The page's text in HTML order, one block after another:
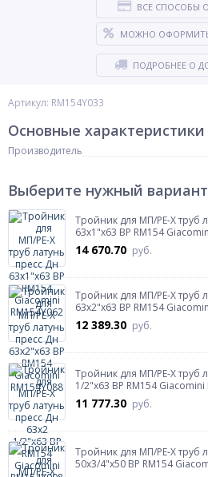
Артикул: RM154Y033
ВСЕ СПОСОБЫ
МОЖНО
ПОДРОБНЕЕ О
Основные характеристики
Производитель
Выберите нужный
Тройник для МП/PE-X труб
63х1"х63 ВР RM154
14 670.70 руб.
Тройник для МП/PE-X труб
63х2"х63 ВР RM154
12 389.30 руб.
Тройник для МП/PE-X труб
1/2"х63 ВР RM154 Giacomini
11 777.30 руб.
Тройник для МП/PE-X труб
50х3/4"х50 ВР RM154